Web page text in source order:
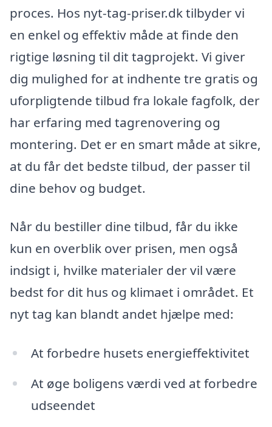
proces. Hos nyt-tag-priser.dk tilbyder vi
en enkel og effektiv måde at finde den
rigtige løsning til dit tagprojekt. Vi giver
dig mulighed for at indhente tre gratis og
uforpligtende tilbud fra lokale fagfolk, der
har erfaring med tagrenovering og
montering. Det er en smart måde at sikre,
at du får det bedste tilbud, der passer til
dine behov og budget.
Når du bestiller dine tilbud, får du ikke
kun en overblik over prisen, men også
indsigt i, hvilke materialer der vil være
bedst for dit hus og klimaet i området. Et
nyt tag kan blandt andet hjælpe med:
At forbedre husets energieffektivitet
At øge boligens værdi ved at forbedre
udseendet